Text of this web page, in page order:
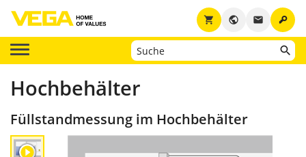
key
email
public
shopping_cart
Hochbehälter
Füllstandmessung im Hochbehälter